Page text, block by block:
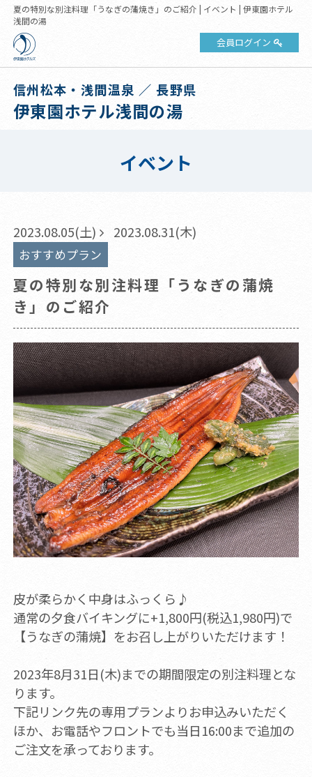
夏の特別な別注料理「うなぎの蒲焼き」のご紹介 | イベント | 伊東園ホテル
浅間の湯
会員ログイン
信州松本・浅間温泉 ／ 長野県
伊東園ホテル浅間の湯
イベント
2023.08.05(土) 2023.08.31(木)
おすすめプラン
夏の特別な別注料理「うなぎの蒲焼
き」のご紹介
皮が柔らかく中身はふっくら♪
通常の夕食バイキングに+1,800円(税込1,980円)で
【うなぎの蒲焼】をお召し上がりいただけます！
2023年8月31日(木)までの期間限定の別注料理とな
ります。
下記リンク先の専用プランよりお申込みいただく
ほか、お電話やフロントでも当日16:00まで追加の
ご注文を承っております。